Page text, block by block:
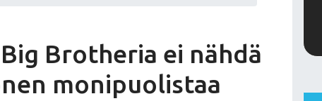
Brotheria ei nähdä
monipuolistaa